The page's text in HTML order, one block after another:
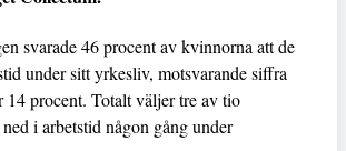
svarade 46 procent av kvinnorna att de
under sitt yrkesliv, motsvarande siffra
14 procent. Totalt väljer tre av tio
i arbetstid någon gång under